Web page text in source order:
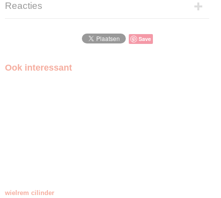
Reacties
Save
Ook interessant
wielrem cilinder